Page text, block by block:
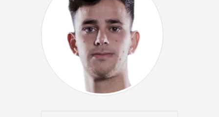
I consigli di Giulia
Serie A